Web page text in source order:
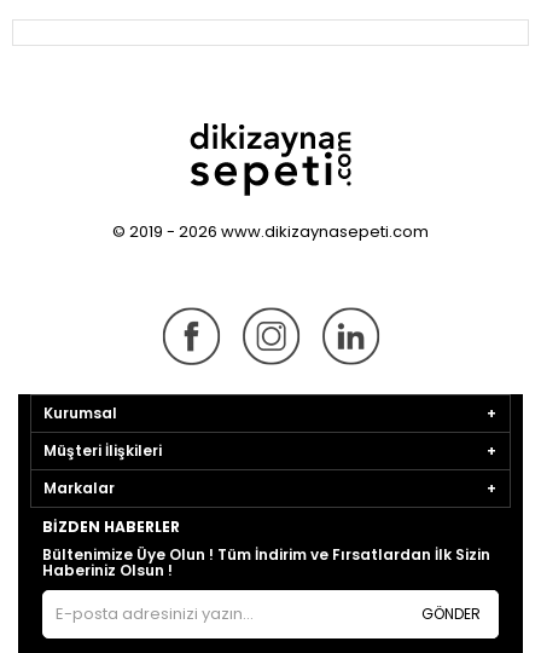
© 2019 - 2026 www.dikizaynasepeti.com
Kurumsal
Müşteri İlişkileri
Markalar
BIZDEN HABERLER
Bültenimize Üye Olun ! Tüm İndirim ve Fırsatlardan İlk Sizin
Haberiniz Olsun !
GÖNDER